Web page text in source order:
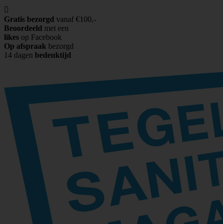

Gratis bezorgd vanaf €100,-
Beoordeeld met een
likes op Facebook
Op afspraak bezorgd
14 dagen bedenktijd